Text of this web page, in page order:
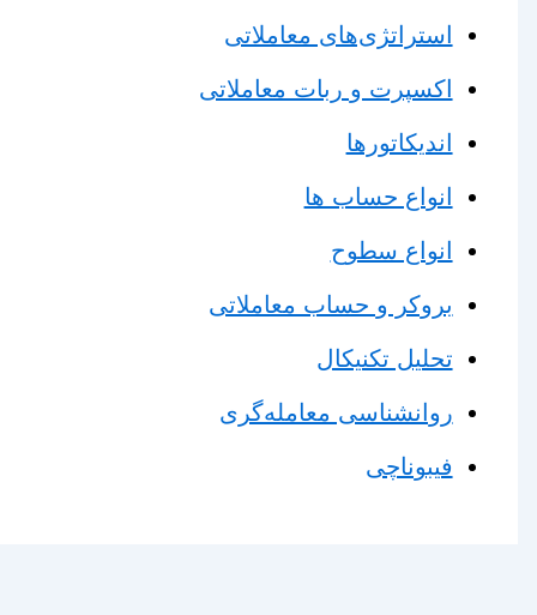
استراتژی‌های معاملاتی
اکسپرت و ربات معاملاتی
اندیکاتورها
انواع حساب ها
انواع سطوح
بروکر و حساب معاملاتی
تحلیل تکنیکال
روانشناسی معامله‌گری
فیبوناچی